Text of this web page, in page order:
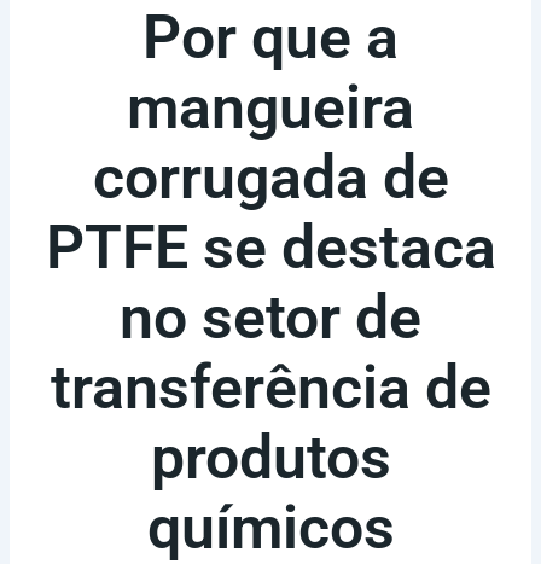
Por que a
mangueira
corrugada de
PTFE se destaca
no setor de
transferência de
produtos
químicos